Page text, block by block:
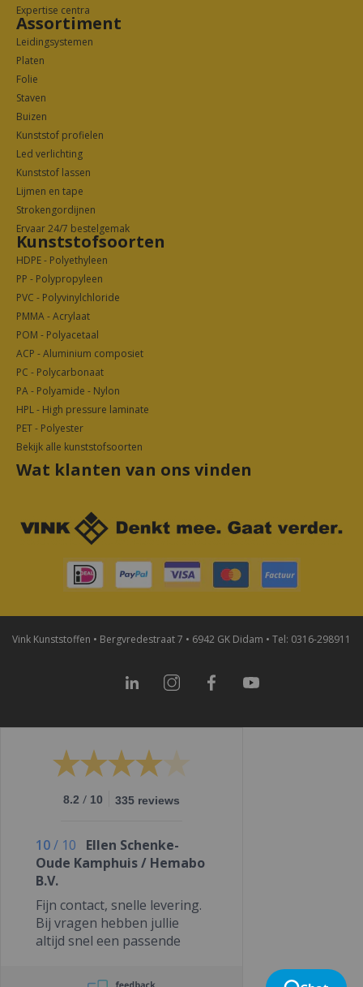
Expertise centra
Assortiment
Leidingsystemen
Platen
Folie
Staven
Buizen
Kunststof profielen
Led verlichting
Kunststof lassen
Lijmen en tape
Strokengordijnen
Ervaar 24/7 bestelgemak
Kunststofsoorten
HDPE - Polyethyleen
PP - Polypropyleen
PVC - Polyvinylchloride
PMMA - Acrylaat
POM - Polyacetaal
ACP - Aluminium composiet
PC - Polycarbonaat
PA - Polyamide - Nylon
HPL - High pressure laminate
PET - Polyester
Bekijk alle kunststofsoorten
Wat klanten van ons vinden
Vink Kunststoffen • Bergvredestraat 7 • 6942 GK Didam • Tel: 0316-298911
Facebook YouTube
8.2 / 10 335 reviews
10/ 10
Ellen Schenke-
Oude Kamphuis / Hemabo
B.V.
Fijn contact, snelle levering.
Bij vragen hebben jullie
altijd snel een passende